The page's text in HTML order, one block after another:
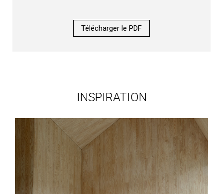
Télécharger le PDF
INSPIRATION